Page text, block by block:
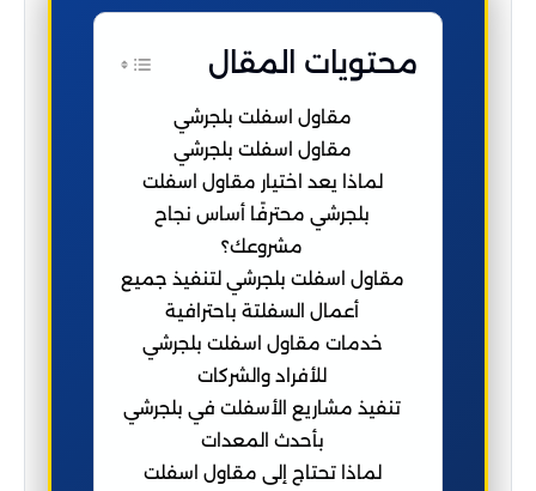
محتويات المقال
مقاول اسفلت بلجرشي
مقاول اسفلت بلجرشي
لماذا يعد اختيار مقاول اسفلت
بلجرشي محترفًا أساس نجاح
مشروعك؟
مقاول اسفلت بلجرشي لتنفيذ جميع
أعمال السفلتة باحترافية
خدمات مقاول اسفلت بلجرشي
للأفراد والشركات
تنفيذ مشاريع الأسفلت في بلجرشي
بأحدث المعدات
لماذا تحتاج إلى مقاول اسفلت